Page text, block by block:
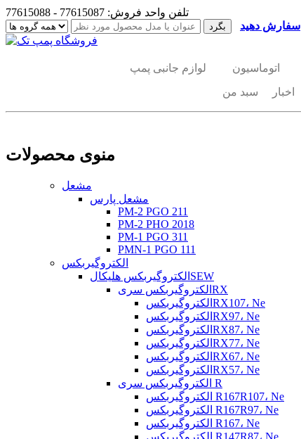
تلفن واحد فروش: 77615087 - 77615088
سفارش دهید
اتوماسیون
لوازم جانبی پمپ
اخبار سبد من
منوی محصولات
مشعل
مشعل پارس
PM-2 PGO 211
PM-2 PHO 2018
PM-1 PGO 311
PMN-1 PGO 111
الکتروگیربکس
الکتروگیربکس هلیکالSEW
الکتروگیربکس سریRX
الکتروگیربکسRX107، Ne
الکتروگیربکسRX97، Ne
الکتروگیربکسRX87، Ne
الکتروگیربکسRX77، Ne
الکتروگیربکسRX67، Ne
الکتروگیربکسRX57، Ne
الکتروگیربکس سری R
الکتروگیربکس R167R107، Ne
الکتروگیربکس R167R97، Ne
الکتروگیربکس R167، Ne
الکتروگیربکس R147R87، Ne